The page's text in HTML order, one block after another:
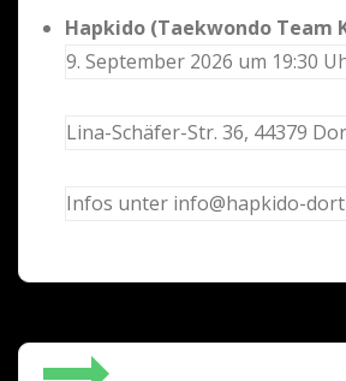
Hapkido (Taekwondo Team
9. September 2026 um 19:30
Lina-Schäfer-Str. 36, 44379
Infos unter info@hapkido-